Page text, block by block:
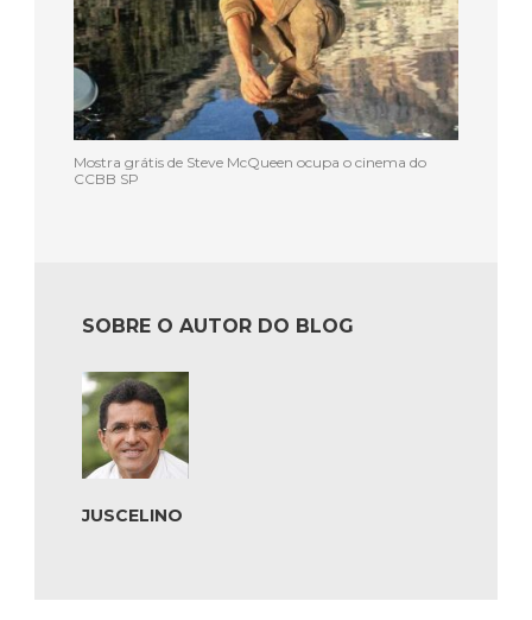
Mostra grátis de Steve McQueen ocupa o cinema do
CCBB SP
SOBRE O AUTOR DO BLOG
JUSCELINO